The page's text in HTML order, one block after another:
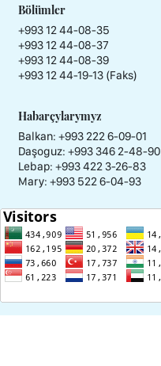
Bölümler
+993 12 44-08-35
+993 12 44-08-37
+993 12 44-08-39
+993 12 44-19-13 (Faks)
Habarçylarymyz
Balkan: +993 222 6-09-01
Daşoguz: +993 346 2-48-90
Lebap: +993 422 3-26-83
Mary: +993 522 6-04-93